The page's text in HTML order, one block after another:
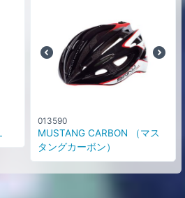
013590
MUSTANG CARBON （マス
タングカーボン）